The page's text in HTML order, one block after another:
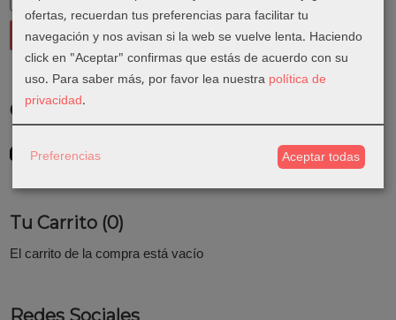
Costes de Envío
Consultar Destinos
Tu Carrito (0)
El carrito de la compra está vacío
ofertas, recuerdan tus preferencias para facilitar tu
navegación y nos avisan si la web se vuelve lenta. Haciendo
click en "Aceptar" confirmas que estás de acuerdo con su
uso. Para saber más, por favor lea nuestra política de
privacidad.
Preferencias Aceptar todas